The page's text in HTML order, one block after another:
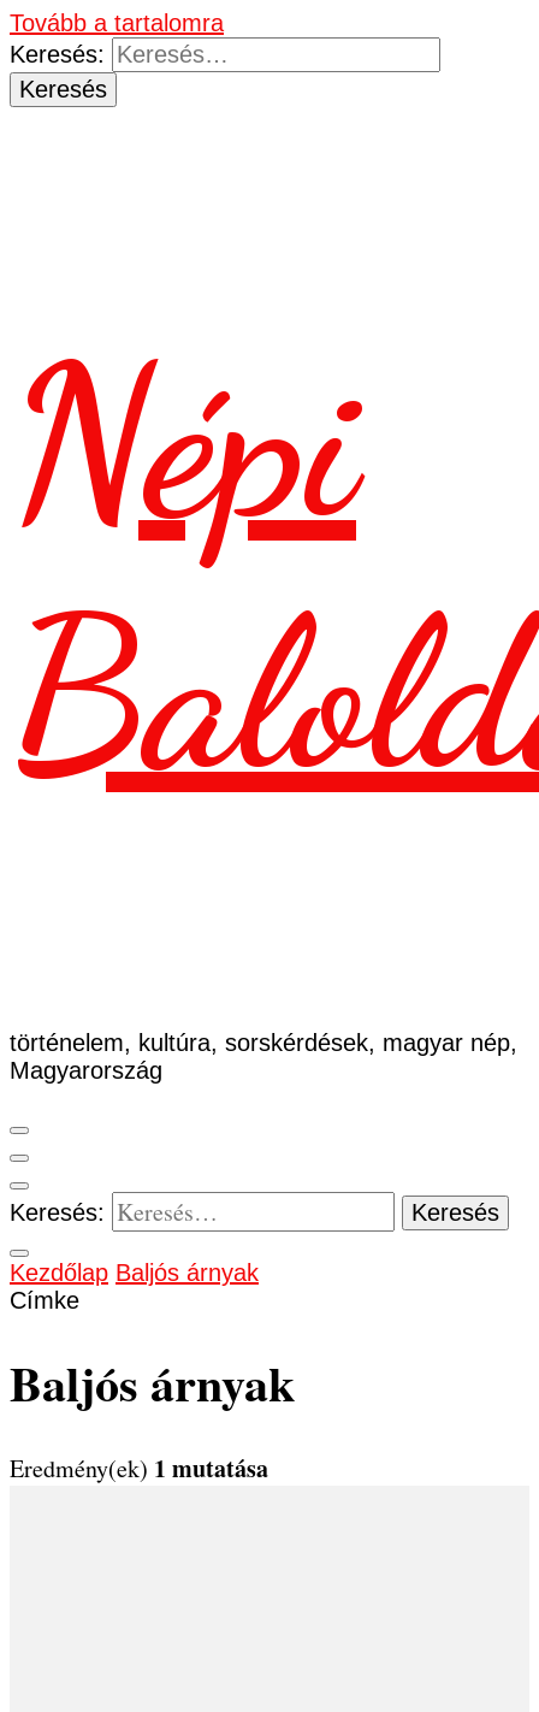
Tovább a tartalomra
Keresés:
Népi
történelem, kultúra, sorskérdések, magyar nép,
Magyarország
Keresés:
Kezdőlap Baljós árnyak
Címke
Baljós árnyak
Eredmény(ek) 1 mutatása